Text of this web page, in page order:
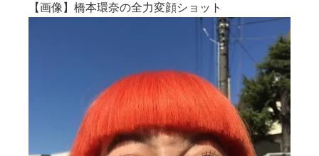
【画像】橋本環奈の全力変顔ショット